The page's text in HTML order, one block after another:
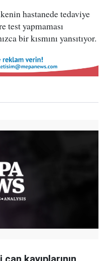
hastanede tedaviye
test yapmaması
bir kısmını yansıtıyor.